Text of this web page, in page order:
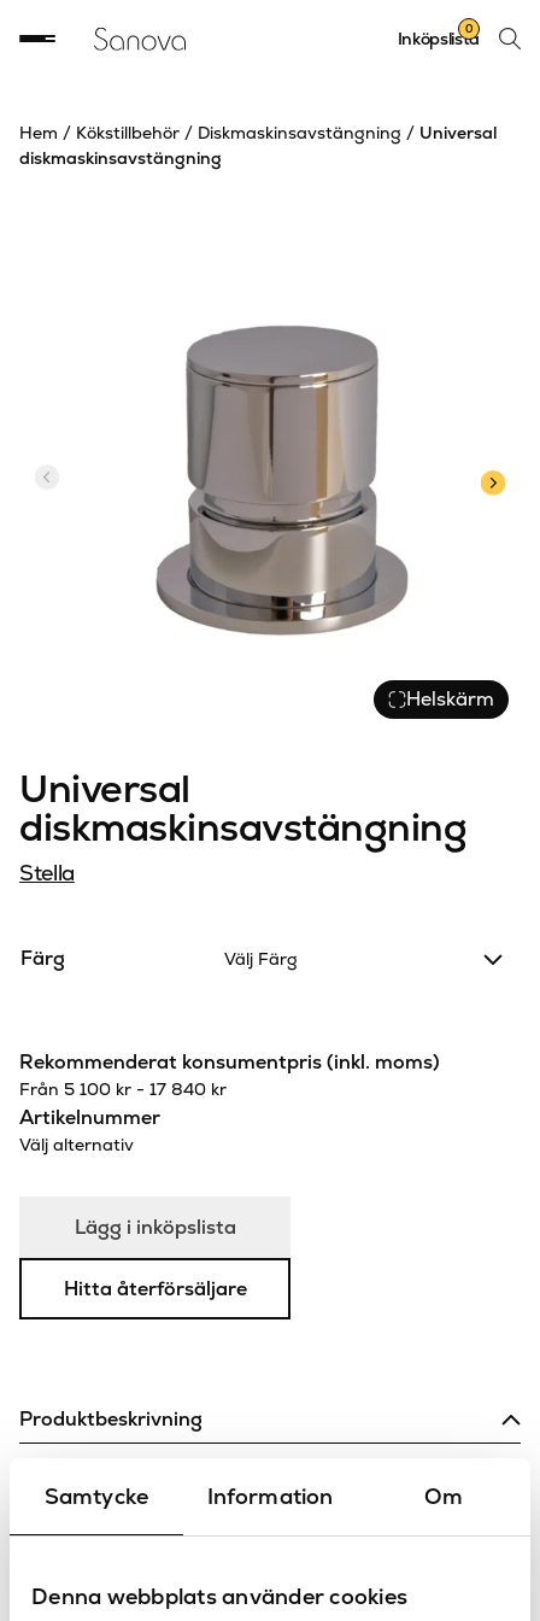
Samtycke Information Om
Denna webbplats använder cookies
Sök
Inköpslista
0
Hem / Kökstillbehör / Diskmaskinsavstängning / Universal
diskmaskinsavstängning
Helskärm
Universal
diskmaskinsavstängning
Stella
Färg Välj Färg
Rekommenderat konsumentpris (inkl. moms)
Från 5 100 kr - 17 840 kr
Artikelnummer
Välj alternativ
Lägg i inköpslista
Hitta återförsäljare
Produktbeskrivning
Universal diskmaskinsavstängning som passar till flera
serier, monteras i bänkskiva. Finns att välja i 18 olika färger
för att matcha in i din köksmiljö.
Specifikationer